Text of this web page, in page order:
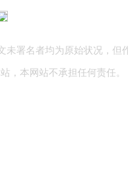
署名者均为原始状况，但
，本网站不承担任何责任。